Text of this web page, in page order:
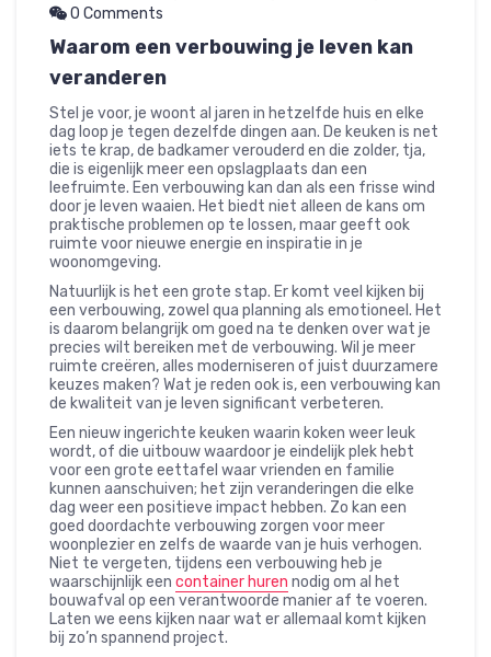
0 Comments
Waarom een verbouwing je leven kan
veranderen
Stel je voor, je woont al jaren in hetzelfde huis en elke
dag loop je tegen dezelfde dingen aan. De keuken is net
iets te krap, de badkamer verouderd en die zolder, tja,
die is eigenlijk meer een opslagplaats dan een
leefruimte. Een verbouwing kan dan als een frisse wind
door je leven waaien. Het biedt niet alleen de kans om
praktische problemen op te lossen, maar geeft ook
ruimte voor nieuwe energie en inspiratie in je
woonomgeving.
Natuurlijk is het een grote stap. Er komt veel kijken bij
een verbouwing, zowel qua planning als emotioneel. Het
is daarom belangrijk om goed na te denken over wat je
precies wilt bereiken met de verbouwing. Wil je meer
ruimte creëren, alles moderniseren of juist duurzamere
keuzes maken? Wat je reden ook is, een verbouwing kan
de kwaliteit van je leven significant verbeteren.
Een nieuw ingerichte keuken waarin koken weer leuk
wordt, of die uitbouw waardoor je eindelijk plek hebt
voor een grote eettafel waar vrienden en familie
kunnen aanschuiven; het zijn veranderingen die elke
dag weer een positieve impact hebben. Zo kan een
goed doordachte verbouwing zorgen voor meer
woonplezier en zelfs de waarde van je huis verhogen.
Niet te vergeten, tijdens een verbouwing heb je
waarschijnlijk een container huren nodig om al het
bouwafval op een verantwoorde manier af te voeren.
Laten we eens kijken naar wat er allemaal komt kijken
bij zo’n spannend project.